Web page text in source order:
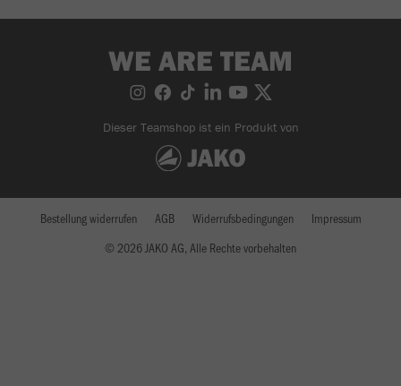
WE ARE TEAM
Dieser Teamshop ist ein Produkt von
© 2026 JAKO AG, Alle Rechte vorbehalten
Bestellung widerrufen AGB Widerrufsbedingungen Impressum